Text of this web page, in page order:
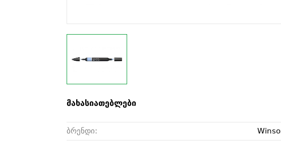
მახასიათებლები
ბრენდი: